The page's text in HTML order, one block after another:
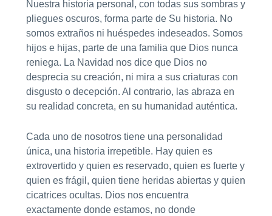
Nuestra historia personal, con todas sus sombras y
pliegues oscuros, forma parte de Su historia. No
somos extraños ni huéspedes indeseados. Somos
hijos e hijas, parte de una familia que Dios nunca
reniega. La Navidad nos dice que Dios no
desprecia su creación, ni mira a sus criaturas con
disgusto o decepción. Al contrario, las abraza en
su realidad concreta, en su humanidad auténtica.
Cada uno de nosotros tiene una personalidad
única, una historia irrepetible. Hay quien es
extrovertido y quien es reservado, quien es fuerte y
quien es frágil, quien tiene heridas abiertas y quien
cicatrices ocultas. Dios nos encuentra
exactamente donde estamos, no donde